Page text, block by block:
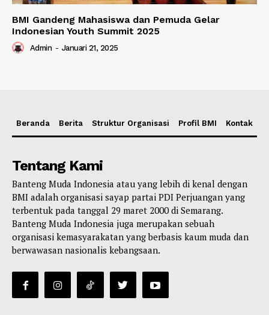
BMI Gandeng Mahasiswa dan Pemuda Gelar
Indonesian Youth Summit 2025
Admin - Januari 21, 2025
Beranda Berita Struktur Organisasi Profil BMI Kontak
Tentang Kami
Banteng Muda Indonesia atau yang lebih di kenal dengan
BMI adalah organisasi sayap partai PDI Perjuangan yang
terbentuk pada tanggal 29 maret 2000 di Semarang.
Banteng Muda Indonesia juga merupakan sebuah
organisasi kemasyarakatan yang berbasis kaum muda dan
berwawasan nasionalis kebangsaan.